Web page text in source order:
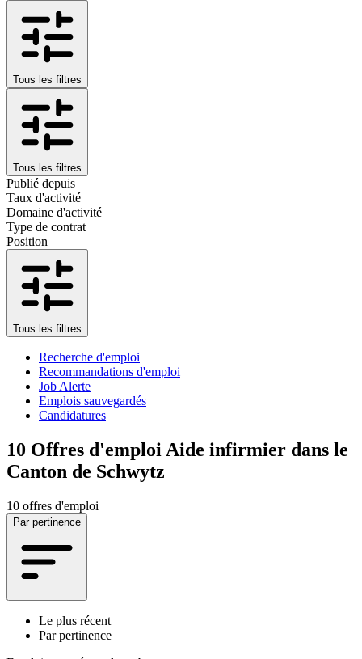
Tous les filtres
Tous les filtres
Publié depuis
Taux d'activité
Domaine d'activité
Type de contrat
Position
Tous les filtres
Recherche d'emploi
Recommandations d'emploi
Job Alerte
Emplois sauvegardés
Candidatures
10 Offres d'emploi Aide infirmier dans le
Canton de Schwytz
10 offres d'emploi
Par pertinence
Le plus récent
Par pertinence